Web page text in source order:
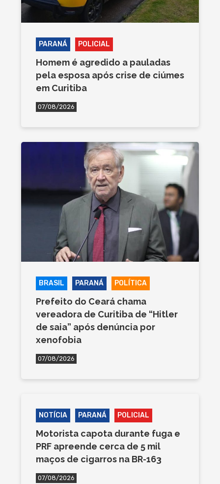
PARANÁ POLICIAL
Homem é agredido a pauladas
pela esposa após crise de ciúmes
em Curitiba
07/08/2026
BRASIL PARANÁ POLÍTICA
Prefeito do Ceará chama
vereadora de Curitiba de “Hitler
de saia” após denúncia por
xenofobia
07/08/2026
NOTÍCIA PARANÁ POLICIAL
Motorista capota durante fuga e
PRF apreende cerca de 5 mil
maços de cigarros na BR-163
07/08/2026